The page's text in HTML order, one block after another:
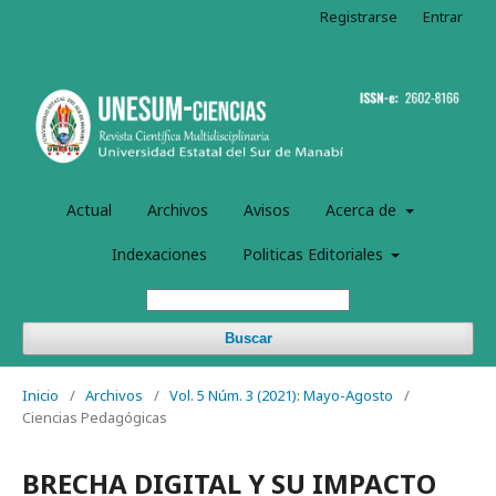
Actual Archivos Avisos Acerca de
Indexaciones Politicas Editoriales
Buscar
Registrarse Entrar
Inicio / Archivos / Vol. 5 Núm. 3 (2021): Mayo-Agosto
/
Ciencias Pedagógicas
BRECHA DIGITAL Y SU IMPACTO